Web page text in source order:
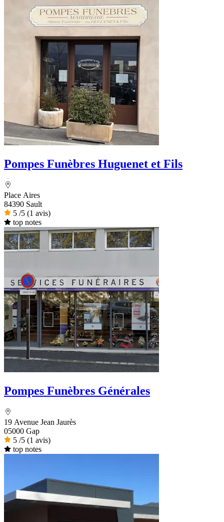
Pompes Funèbres Huguenet et Fils
Place Aires
84390 Sault
5 /5 (1 avis)
top notes
Pompes Funèbres Générales
19 Avenue Jean Jaurès
05000 Gap
5 /5 (1 avis)
top notes